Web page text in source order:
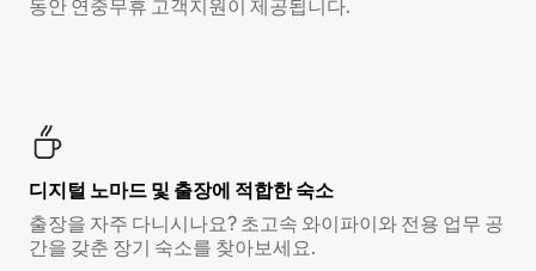
동안 연중무휴 고객지원이 제공됩니다.
디지털 노마드 및 출장에 적합한 숙소
출장을 자주 다니시나요? 초고속 와이파이와 전용 업무 공
간을 갖춘 장기 숙소를 찾아보세요.